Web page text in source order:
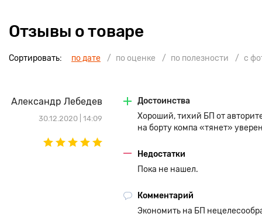
Отзывы о товаре
Сортировать: по дате по оценке по полезности с
Александр Лебедев
30.12.2020 | 14:09
Достоинства
Хороший, тихий БП от
на борту компа «тянет»
Недостатки
Пока не нашел.
Комментарий
Экономить на БП